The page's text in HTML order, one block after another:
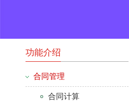
功能介绍
合同管理
合同计算